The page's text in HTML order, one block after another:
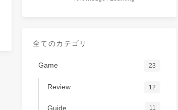
全てのカテゴリ
Game 23
Review 12
Guide 11